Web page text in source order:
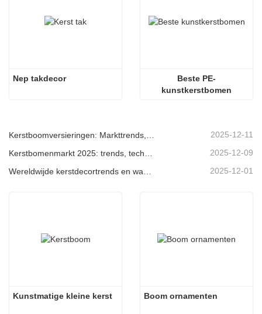
Nep takdecor
Beste PE-
kunstkerstbomen
2025-12-11
2025-12-09
Wereldwijde kerstdecortrends en waarom Christmas Queen de markt blijft leiden 2025-12-01
Kunstmatige kleine kerst Boom ornamenten